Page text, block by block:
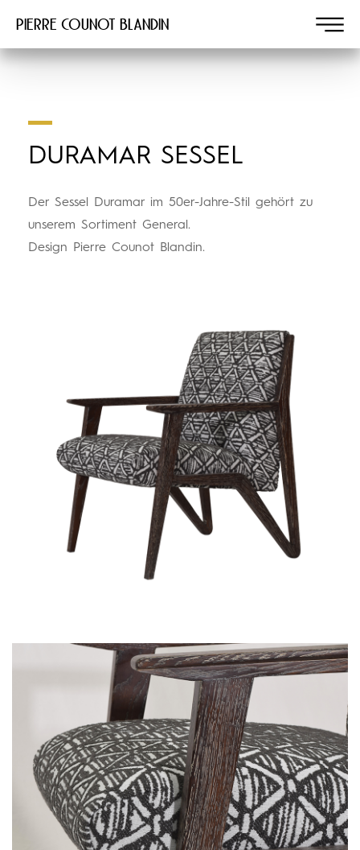
Pierre COUNOT BLANDIN
DURAMAR SESSEL
Der Sessel Duramar im 50er-Jahre-Stil gehört zu
unserem Sortiment General.
Design Pierre Counot Blandin.